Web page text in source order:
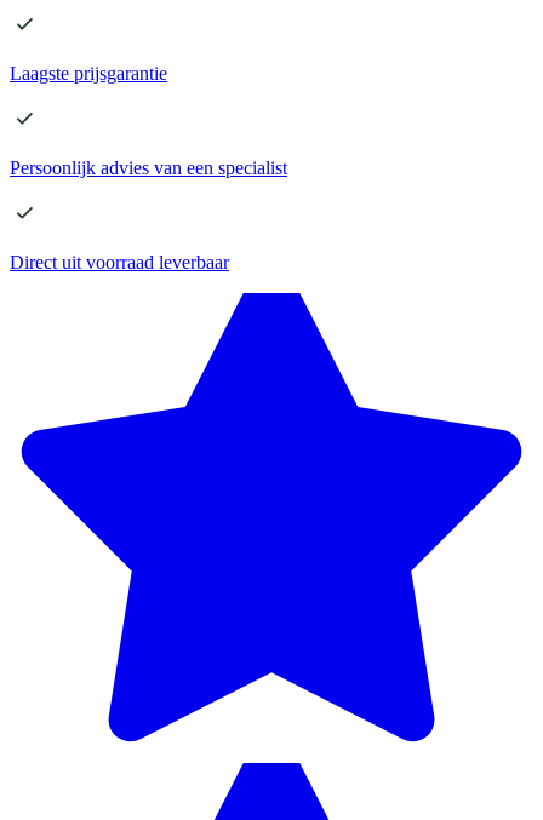
Laagste prijsgarantie
Persoonlijk advies van een specialist
Direct uit voorraad leverbaar